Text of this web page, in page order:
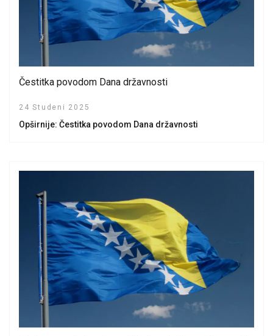
Čestitka povodom Dana državnosti
24 Studeni 2025
Opširnije: Čestitka povodom Dana državnosti